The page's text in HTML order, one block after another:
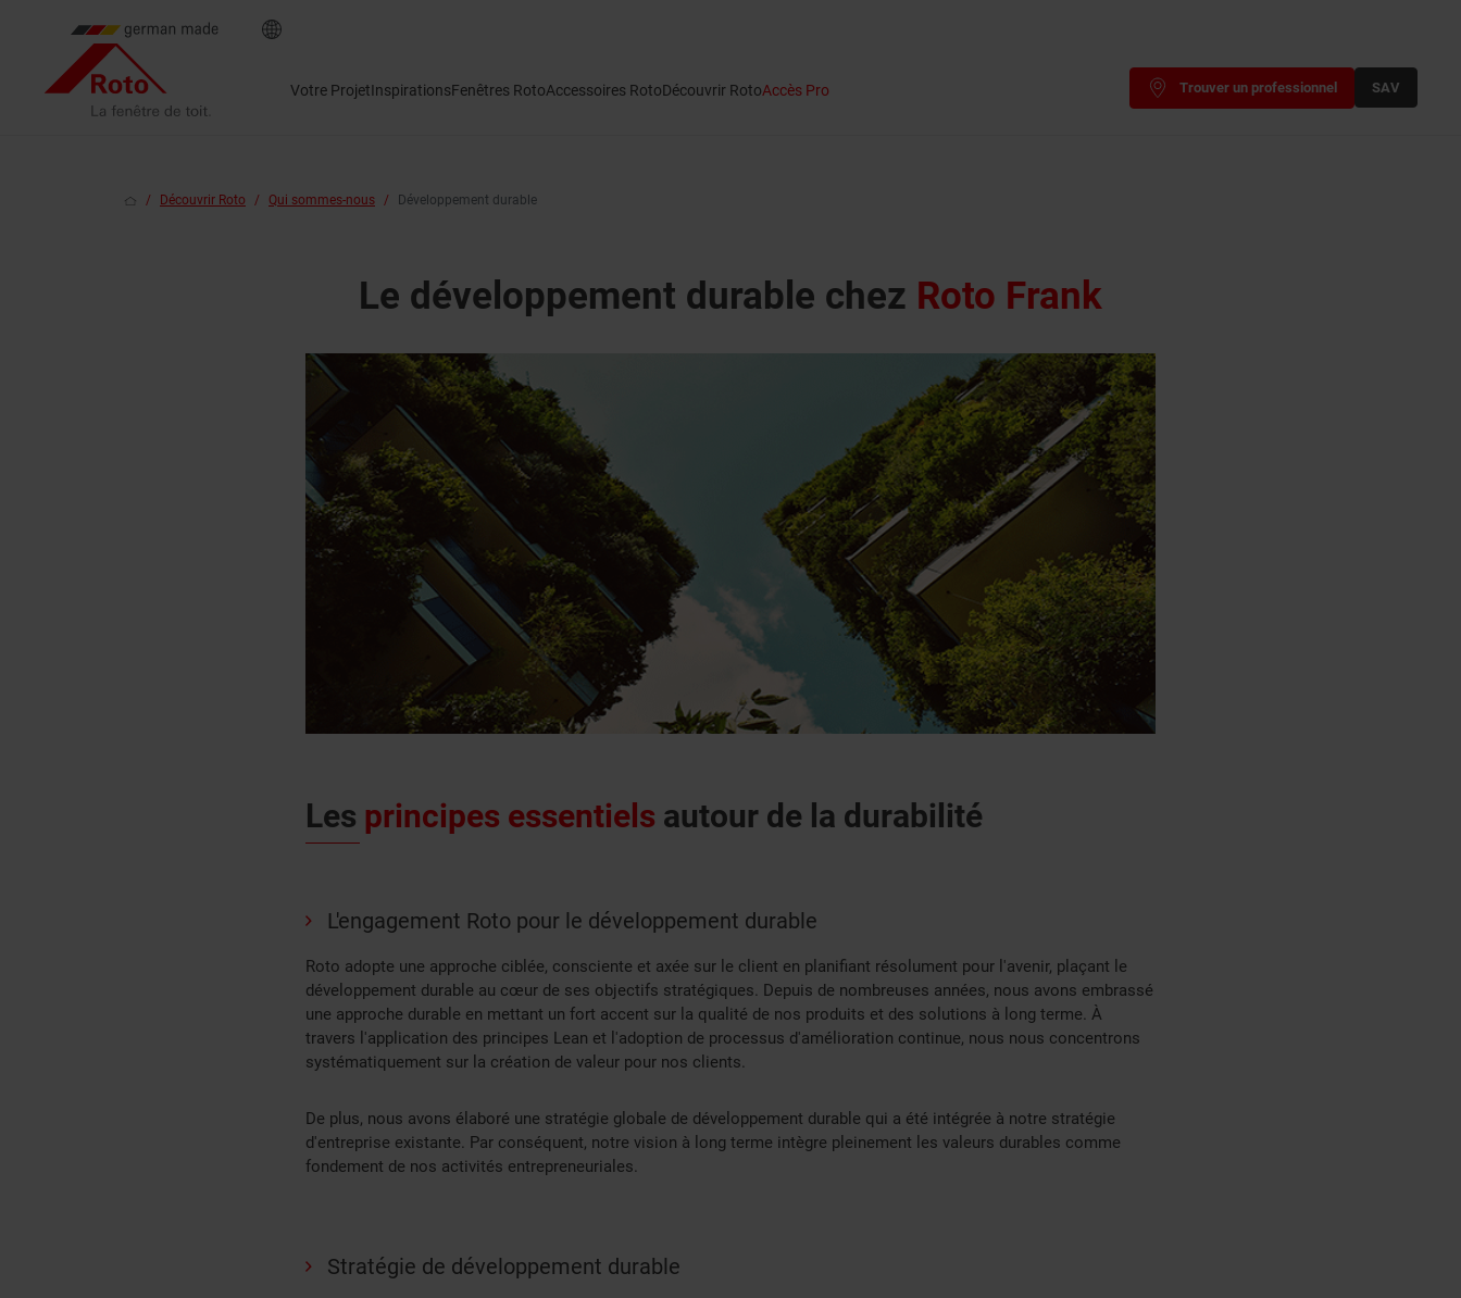
Votre ProjetInspirationsFenêtres RotoAccessoires RotoDécouvrir RotoAccès Pro Trouver un professionnel SAV
Découvrir Roto Qui sommes-nous Développement durable
Le développement durable chez Roto Frank
Les principes essentiels autour de la durabilité
L'engagement Roto pour le développement durable
Roto adopte une approche ciblée, consciente et axée sur le client en planifiant résolument pour l'avenir, plaçant le
développement durable au cœur de ses objectifs stratégiques. Depuis de nombreuses années, nous avons embrassé
une approche durable en mettant un fort accent sur la qualité de nos produits et des solutions à long terme. À
travers l'application des principes Lean et l'adoption de processus d'amélioration continue, nous nous concentrons
systématiquement sur la création de valeur pour nos clients.
De plus, nous avons élaboré une stratégie globale de développement durable qui a été intégrée à notre stratégie
d'entreprise existante. Par conséquent, notre vision à long terme intègre pleinement les valeurs durables comme
fondement de nos activités entrepreneuriales.
Stratégie de développement durable